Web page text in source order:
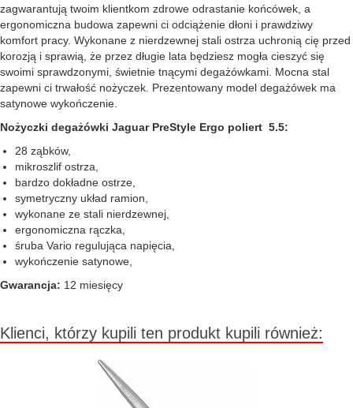
zagwarantują twoim klientkom zdrowe odrastanie końcówek, a
ergonomiczna budowa zapewni ci odciążenie dłoni i prawdziwy
komfort pracy. Wykonane z nierdzewnej stali ostrza uchronią cię przed
korozją i sprawią, że przez długie lata będziesz mogła cieszyć się
swoimi sprawdzonymi, świetnie tnącymi degażówkami. Mocna stal
zapewni ci trwałość nożyczek. Prezentowany model degażówek ma
satynowe wykończenie.
Nożyczki degażówki Jaguar PreStyle Ergo poliert 5.5:
28 ząbków,
mikroszlif ostrza,
bardzo dokładne ostrze,
symetryczny układ ramion,
wykonane ze stali nierdzewnej,
ergonomiczna rączka,
śruba Vario regulująca napięcia,
wykończenie satynowe,
Gwarancja: 12 miesięcy
Klienci, którzy kupili ten produkt kupili również: